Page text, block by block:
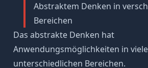
Abstraktem Denken in
Bereichen
Das abstrakte Denken hat
Anwendungsmöglichkeiten in
unterschiedlichen Bereichen.